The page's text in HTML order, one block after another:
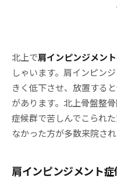
北上で肩インピンジメン
しゃいます。肩インピン
きく低下させ、放置する
があります。北上骨盤整
症候群で苦しんでこられ
なかった方が多数来院され
肩インピンジメント